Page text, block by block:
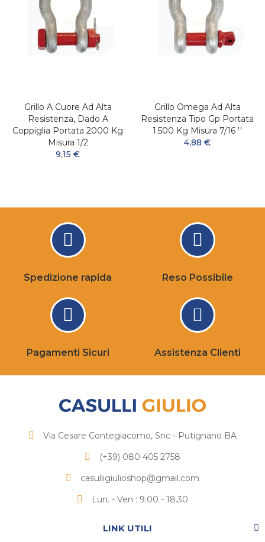
Grillo A Cuore Ad Alta
Resistenza, Dado A
Coppiglia Portata 2000 Kg
Misura 1/2
9,15 €
Grillo Omega Ad Alta
Resistenza Tipo Gp Portata
1.500 Kg Misura 7/16 ''
4,88 €
Spedizione rapida Reso Possibile
Pagamenti Sicuri Assistenza Clienti
Via Cesare Contegiacomo, Snc - Putignano BA
(+39) 080 405 2758
casulligiulioshop@gmail.com
Lun. - Ven : 9.00 - 18.30
LINK UTILI